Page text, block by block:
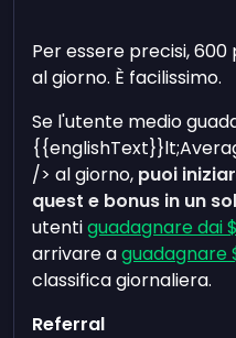
Per essere precisi,
al giorno. È facilissimo.
Se l'utente medio
/> al giorno, puoi
quest e bonus in un
utentiguadagnare dai
arrivare aguadagnare
classifica giornaliera.
Referral